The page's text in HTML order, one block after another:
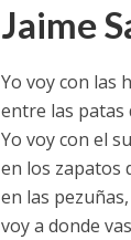
Jaime
Yo voy con las
entre las patas
Yo voy con el
en los zapatos
en las
voy a donde